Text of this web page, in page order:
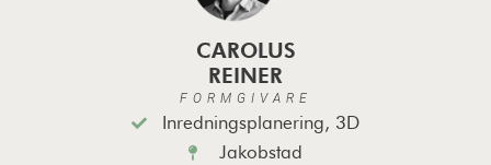
CAROLUS
REINER
FORMGIVARE
Inredningsplanering, 3D
Jakobstad